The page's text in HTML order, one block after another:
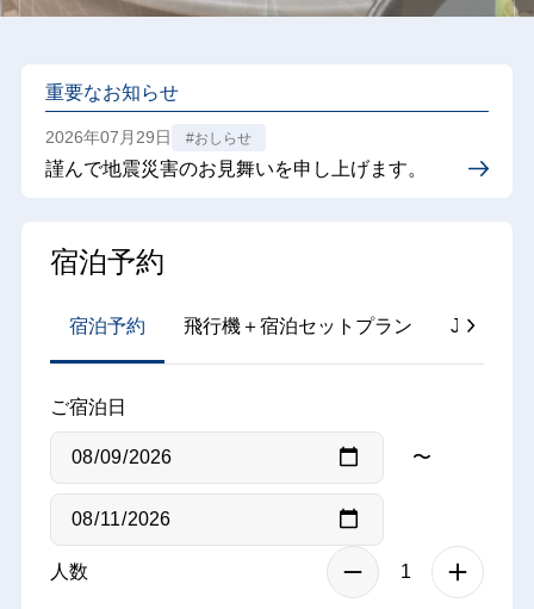
重要なお知らせ
2026年07月29日 #おしらせ
謹んで地震災害のお見舞いを申し上げます。
宿泊予約
宿泊予約 飛行機＋宿泊セットプラン JR＋宿
ご宿泊日
〜
人数